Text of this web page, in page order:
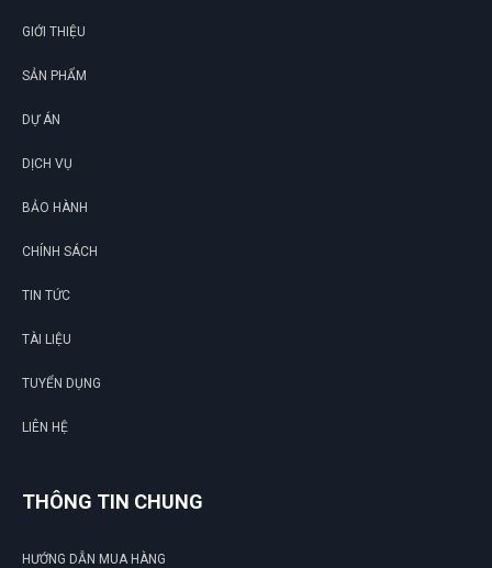
GIỚI THIỆU
SẢN PHẨM
DỰ ÁN
DỊCH VỤ
BẢO HÀNH
CHÍNH SÁCH
TIN TỨC
TÀI LIỆU
TUYỂN DỤNG
LIÊN HỆ
THÔNG TIN CHUNG
HƯỚNG DẪN MUA HÀNG